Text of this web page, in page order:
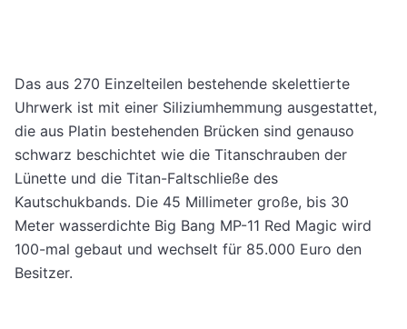
Das aus 270 Einzelteilen bestehende skelettierte
Uhrwerk ist mit einer Siliziumhemmung ausgestattet,
die aus Platin bestehenden Brücken sind genauso
schwarz beschichtet wie die Titanschrauben der
Lünette und die Titan-Faltschließe des
Kautschukbands. Die 45 Millimeter große, bis 30
Meter wasserdichte Big Bang MP-11 Red Magic wird
100-mal gebaut und wechselt für 85.000 Euro den
Besitzer.